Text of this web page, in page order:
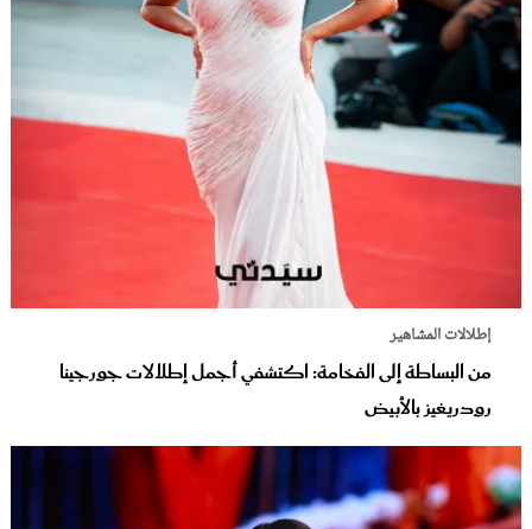
إطلالات المشاهير
من البساطة إلى الفخامة: اكتشفي أجمل إطلالات جورجينا
رودريغيز بالأبيض